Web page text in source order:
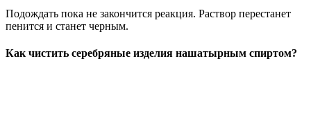
Подождать пока не закончится реакция. Раствор перестанет
пенится и станет черным.
Как чистить серебряные изделия нашатырным спиртом?